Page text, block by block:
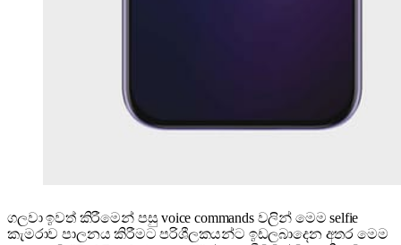
ගලවා ඉවත් කිරීමෙන් පසු voice commands වලින් මෙම selfie
කැමරාව පාලනය කිරීමට පරිශීලකයන්ට ඉඩලබාදෙන අතර මෙම